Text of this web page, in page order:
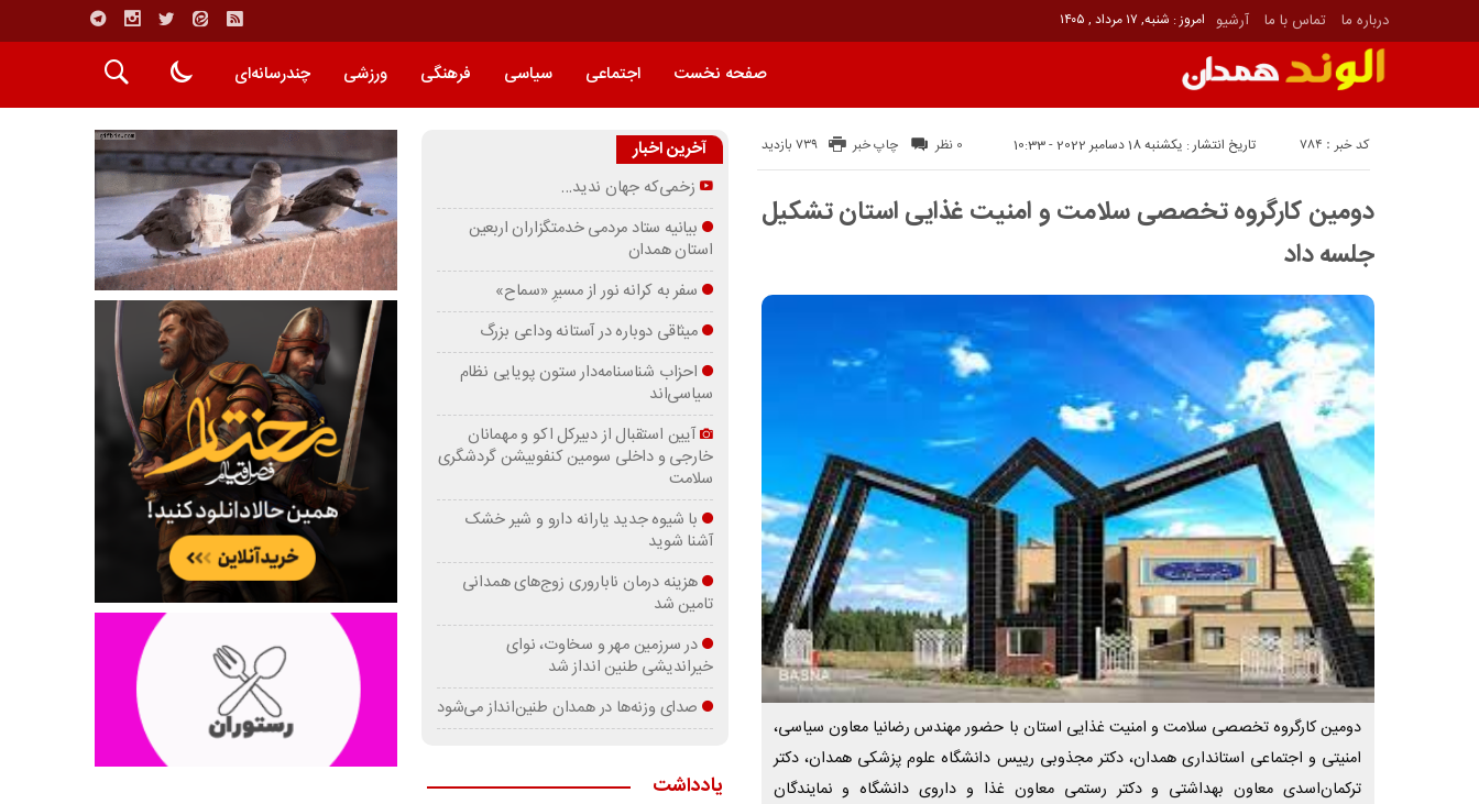
درباره ما تماس با ما آرشیو امروز : شنبه, ۱۷ مرداد , ۱۴۰۵
صفحه نخست اجتماعی سیاسی فرهنگی ورزشی چندرسانه‌ای
تاریخ انتشار : یکشنبه 18 دسامبر 2022 - 10:33 739 بازدید کد خبر : 784 چاپ خبر 0 نظر
دومین کارگروه تخصصی سلامت و امنیت غذایی استان تشکیل
جلسه داد
دومین کارگروه تخصصی سلامت و امنیت غذایی استان با حضور مهندس رضانیا معاون سیاسی،
امنیتی و اجتماعی استانداری همدان، دکتر مجذوبی رییس دانشگاه علوم پزشکی همدان، دکتر
ترکمان‌اسدی معاون بهداشتی و دکتر رستمی معاون غذا و داروی دانشگاه و نمایندگان
آخرین اخبار
زخمی‌که جهان ندید…
بیانیه ستاد مردمی خدمتگزاران اربعین
استان همدان
سفر به کرانه‌ نور از مسیرِ «سماح»
میثاقی دوباره در آستانه‌ وداعی بزرگ
احزاب شناسنامه‌دار ستون پویایی نظام
سیاسی‌اند
آیین استقبال از دبیرکل اکو و مهمانان
خارجی و داخلی سومین کنفوبیشن گردشگری
سلامت
با شیوه جدید یارانه دارو و شیر خشک
آشنا شوید
هزینه درمان ناباروری زوج‌های همدانی
تامین شد
در سرزمین مهر و سخاوت، نوای
خیراندیشی طنین انداز شد
صدای وزنه‌ها در همدان طنین‌انداز می‌شود
یادداشت